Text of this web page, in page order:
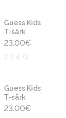
Guess Kids
T-särk
23.00€
2 3 4 +2
Guess Kids
T-särk
23.00€